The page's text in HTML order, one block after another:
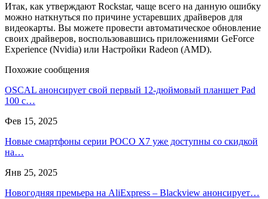
Итак, как утверждают Rockstar, чаще всего на данную ошибку
можно наткнуться по причине устаревших драйверов для
видеокарты. Вы можете провести автоматическое обновление
своих драйверов, воспользовавшись приложениями GeForce
Experience (Nvidia) или Настройки Radeon (AMD).
Похожие сообщения
OSCAL анонсирует свой первый 12-дюймовый планшет Pad
100 с…
Фев 15, 2025
Новые смартфоны серии POCO X7 уже доступны со скидкой
на…
Янв 25, 2025
Новогодняя премьера на AliExpress – Blackview анонсирует…